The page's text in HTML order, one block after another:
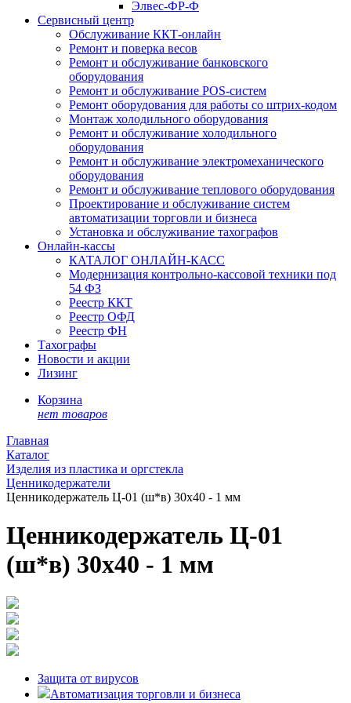
Элвес-ФР-Ф
Сервисный центр
Обслуживание ККТ-онлайн
Ремонт и поверка весов
Ремонт и обслуживание банковского
оборудования
Ремонт и обслуживание POS-систем
Ремонт оборудования для работы со штрих-кодом
Монтаж холодильного оборудования
Ремонт и обслуживание холодильного
оборудования
Ремонт и обслуживание электромеханического
оборудования
Ремонт и обслуживание теплового оборудования
Проектирование и обслуживание систем
автоматизации торговли и бизнеса
Установка и обслуживание тахографов
Онлайн-кассы
КАТАЛОГ ОНЛАЙН-КАСС
Модернизация контрольно-кассовой техники под
54 ФЗ
Реестр ККТ
Реестр ОФД
Реестр ФН
Тахографы
Новости и акции
Лизинг
Корзина
нет товаров
Главная
Каталог
Изделия из пластика и оргстекла
Ценникодержатели
Ценникодержатель Ц-01 (ш*в) 30х40 - 1 мм
Ценникодержатель Ц-01
(ш*в) 30х40 - 1 мм
Защита от вирусов
Автоматизация торговли и бизнеса